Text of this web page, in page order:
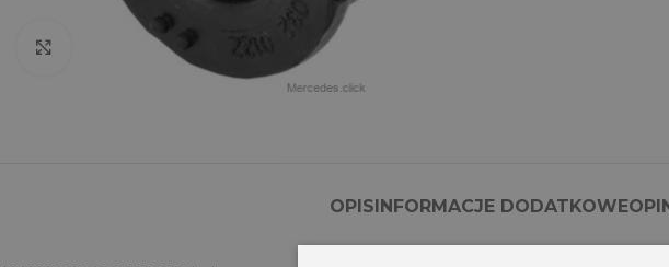
Click to enlarge
OPISINFORMACJE DODATKOWE